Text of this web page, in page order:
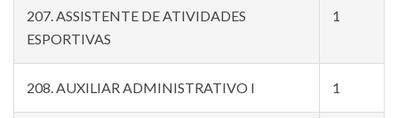
207. ASSISTENTE DE ATIVIDADES
ESPORTIVAS
1
208. AUXILIAR ADMINISTRATIVO I 1